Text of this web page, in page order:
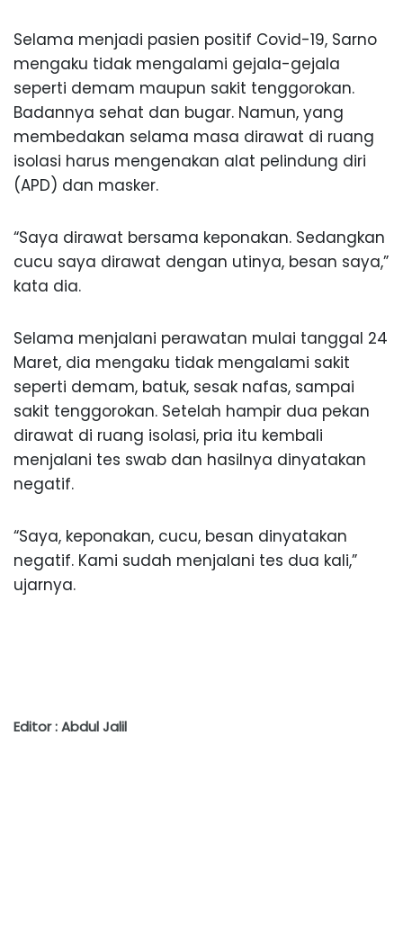
Selama menjadi pasien positif Covid-19, Sarno
mengaku tidak mengalami gejala-gejala
seperti demam maupun sakit tenggorokan.
Badannya sehat dan bugar. Namun, yang
membedakan selama masa dirawat di ruang
isolasi harus mengenakan alat pelindung diri
(APD) dan masker.
“Saya dirawat bersama keponakan. Sedangkan
cucu saya dirawat dengan utinya, besan saya,”
kata dia.
Selama menjalani perawatan mulai tanggal 24
Maret, dia mengaku tidak mengalami sakit
seperti demam, batuk, sesak nafas, sampai
sakit tenggorokan. Setelah hampir dua pekan
dirawat di ruang isolasi, pria itu kembali
menjalani tes swab dan hasilnya dinyatakan
negatif.
“Saya, keponakan, cucu, besan dinyatakan
negatif. Kami sudah menjalani tes dua kali,”
ujarnya.
Editor : Abdul Jalil